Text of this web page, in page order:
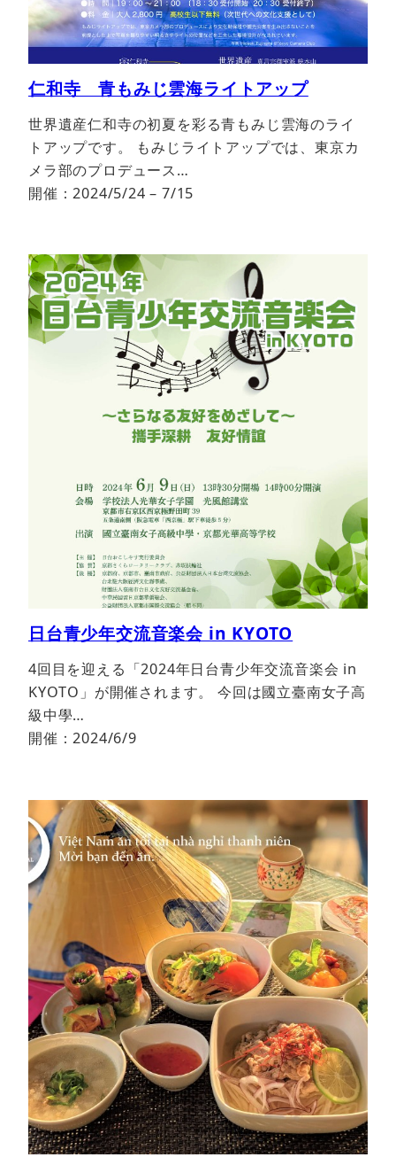
仁和寺 青もみじ雲海ライトアップ
世界遺産仁和寺の初夏を彩る青もみじ雲海のライ
トアップです。 もみじライトアップでは、東京カ
メラ部のプロデュース…
開催：2024/5/24 – 7/15
日台青少年交流音楽会 in KYOTO
4回目を迎える「2024年日台青少年交流音楽会 in
KYOTO」が開催されます。 今回は國立臺南女子高
級中學…
開催：2024/6/9